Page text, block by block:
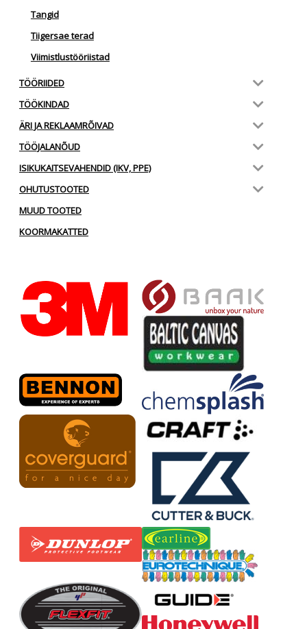
Tangid
Tiigersae terad
Viimistlustööriistad
TÖÖRIIDED
TÖÖKINDAD
ÄRI JA REKLAAMRÕIVAD
TÖÖJALANÕUD
ISIKUKAITSEVAHENDID (IKV, PPE)
OHUTUSTOOTED
MUUD TOOTED
KOORMAKATTED